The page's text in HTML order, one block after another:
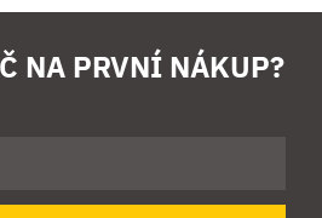
NA PRVNÍ NÁKUP?